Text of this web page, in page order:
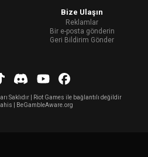
Bize Ulaşın
Reklamlar
Bir e-posta gönderin
Geri Bildirim Gönder
Saklıdır | Riot Games ile bağlantılı değildir
| BeGambleAware.org